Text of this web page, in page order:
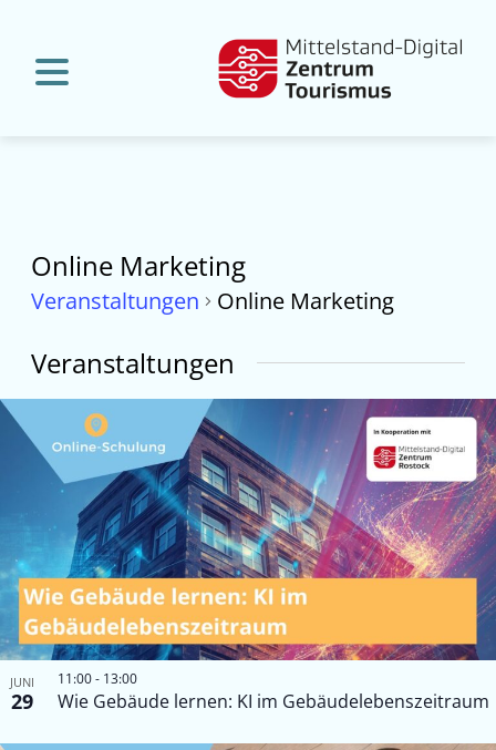
Online Marketing
Veranstaltungen Online Marketing
Veranstaltungen
List
Veranstaltungen
in
Photo
View
JUNI
29 Wie Gebäude lernen: KI im Gebäudelebenszeitraum
11:00- 13:00